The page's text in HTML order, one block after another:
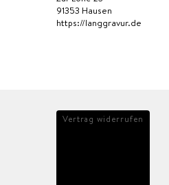
91353 Hausen
https://langgravur.de
Vertrag widerrufen